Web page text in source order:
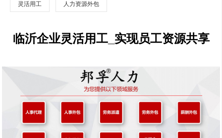
灵活用工 人力资源外包
临沂企业灵活用工_实现员工资源共享